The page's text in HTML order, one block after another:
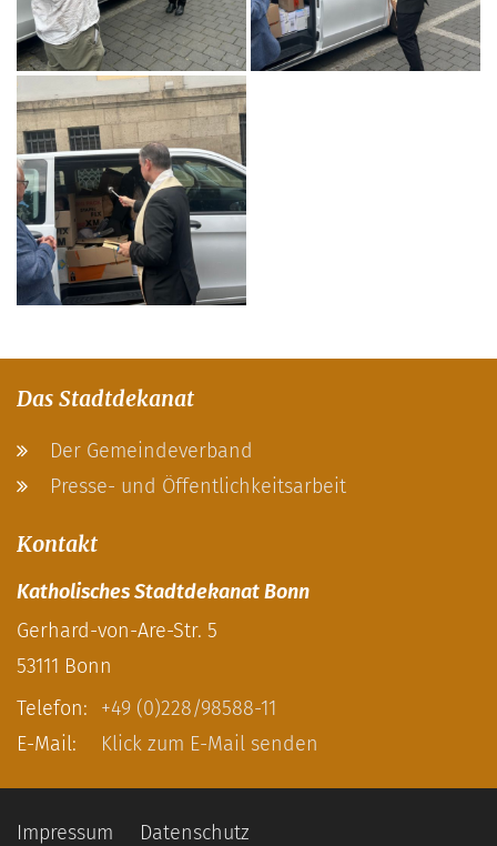
Das Stadtdekanat
Der Gemeindeverband
Presse- und Öffentlichkeitsarbeit
Kontakt
Katholisches Stadtdekanat Bonn
Gerhard-von-Are-Str. 5
53111 Bonn
Telefon:
+49 (0)228/98588-11
E-Mail:
Klick zum E-Mail senden
Impressum Datenschutz